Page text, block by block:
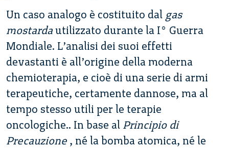
Un caso analogo è costituito dal gas
mostarda utilizzato durante la I° Guerra
Mondiale. L’analisi dei suoi effetti
devastanti è all’origine della moderna
chemioterapia, e cioè di una serie di armi
terapeutiche, certamente dannose, ma al
tempo stesso utili per le terapie
oncologiche.. In base al Principio di
Precauzione , né la bomba atomica, né le